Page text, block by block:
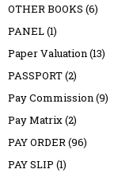
OTHER BOOKS (6)
PANEL(1)
Paper Valuation(13)
PASSPORT(2)
Pay Commission(9)
Pay Matrix(2)
PAY ORDER(96)
PAY SLIP (1)